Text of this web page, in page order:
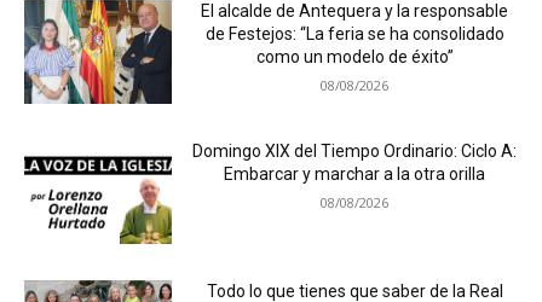
El alcalde de Antequera y la responsable
de Festejos: “La feria se ha consolidado
como un modelo de éxito”
08/08/2026
Domingo XIX del Tiempo Ordinario: Ciclo A:
Embarcar y marchar a la otra orilla
08/08/2026
Todo lo que tienes que saber de la Real